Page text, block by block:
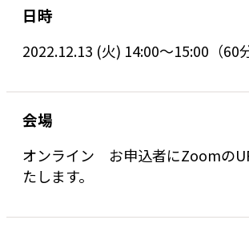
日時
2022.12.13 (火) 14:00～15:00（60分
会場
オンライン お申込者にZoomの
たします。